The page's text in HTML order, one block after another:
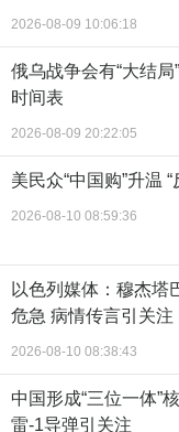
2026-08-09 10:06:18
俄乌战争会有“大结
时间表
2026-08-09 20:22:05
美民众“中国购”升温
2026-08-10 08:59:36
以色列媒体：穆杰塔
危急 病情传言引关注
2026-08-10 08:38:43
中国形成“三位一体”
雷-1导弹引关注